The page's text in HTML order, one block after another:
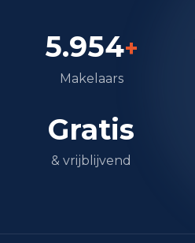
5.954+
Makelaars
Gratis
& vrijblijvend